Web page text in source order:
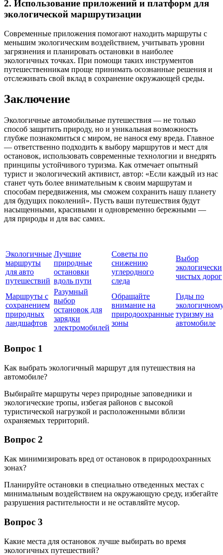
2. Использование приложений и платформ для
экологической маршрутизации
Современные приложения помогают находить маршруты с
меньшим экологическим воздействием, учитывать уровни
загрязнения и планировать остановки в наиболее
экологичных точках. При помощи таких инструментов
путешественникам проще принимать осознанные решения и
отслеживать свой вклад в сохранение окружающей среды.
Заключение
Экологичные автомобильные путешествия — не только
способ защитить природу, но и уникальная возможность
глубже познакомиться с миром, не нанося ему вреда. Главное
— ответственно подходить к выбору маршрутов и мест для
остановок, использовать современные технологии и внедрять
принципы устойчивого туризма. Как отмечает опытный
турист и экологический активист, автор: «Если каждый из нас
станет чуть более внимательным к своим маршрутам и
способам передвижения, мы сможем сохранить нашу планету
для будущих поколений». Пусть ваши путешествия будут
насыщенными, красивыми и одновременно бережными —
для природы и для вас самих.
Экологичные
маршруты
для авто
путешествий
Лучшие
природные
остановки
вдоль пути
Советы по
снижению
углеродного
следа
Выбор
экологически
чистых дорог
Маршруты с
сохранением
природных
ландшафтов
Разумный
выбор
остановок для
зарядки
электромобилей
Обращайте
внимание на
природоохранные
зоны
Гиды по
туризму на
автомобиле
Вопрос 1
Как выбрать экологичный маршрут для путешествия на
автомобиле?
Выбирайте маршруты через природные заповедники и
экологические тропы, избегая районов с высокой
туристической нагрузкой и расположенными вблизи
охраняемых территорий.
Вопрос 2
Как минимизировать вред от остановок в природоохранных
зонах?
Планируйте остановки в специально отведенных местах с
минимальным воздействием на окружающую среду, избегайте
разрушения растительности и не оставляйте мусор.
Вопрос 3
Какие места для остановок лучше выбирать во время
экологичных путешествий?